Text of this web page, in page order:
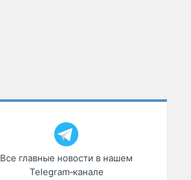
Все главные новости в нашем
Telegram‑канале